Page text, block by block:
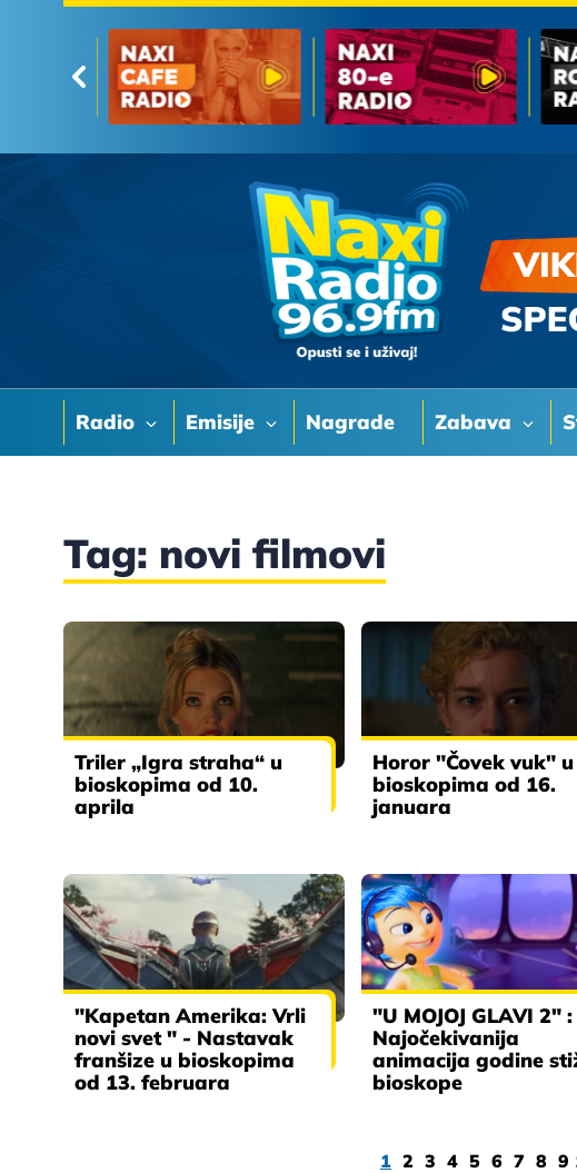
Radio Emisije Nagrade Zabava
Tag: novi filmovi
Triler „Igra straha“ u
bioskopima od 10.
aprila
Horor "Čovek vuk" u
bioskopima od 16.
januara
"Kapetan Amerika: Vrli
novi svet " - Nastavak
franšize u bioskopima
od 13. februara
"U MOJOJ GLAVI 2" :
Najočekivanija
animacija godine
bioskope
1 2 3 4 5 6 7 8 9